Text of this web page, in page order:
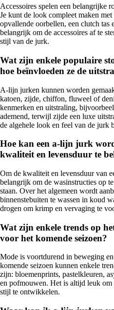
Accessoires spelen een belangrijke
Je kunt de look compleet maken
opvallende oorbellen, een clutch tas
belangrijk om de accessoires af te
stijl van de jurk.
Wat zijn enkele populaire
hoe beïnvloeden ze de
A-lijn jurken kunnen worden
katoen, zijde, chiffon, fluweel of
kenmerken en uitstraling,
ademend, terwijl zijde een luxe
de algehele look en feel van de jurk
Hoe kan een a-lijn jurk
kwaliteit en levensduur te
Om de kwaliteit en levensduur van
belangrijk om de wasinstructies op
staan. Over het algemeen wordt
binnenstebuiten te wassen in koud
drogen om krimp en vervaging te
Wat zijn enkele trends op
voor het komende seizoen?
Mode is voortdurend in beweging
komende seizoen kunnen enkele
zijn: bloemenprints, pastelkleuren,
en pofmouwen. Het is altijd leuk om
stijl te ontwikkelen.